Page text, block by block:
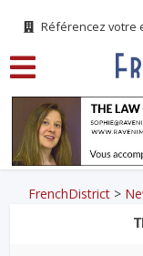
Référencez votre
FrenchDistrict >